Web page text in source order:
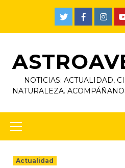
NOTICIAS: ACTUALIDAD,
NATURALEZA.
Actualidad